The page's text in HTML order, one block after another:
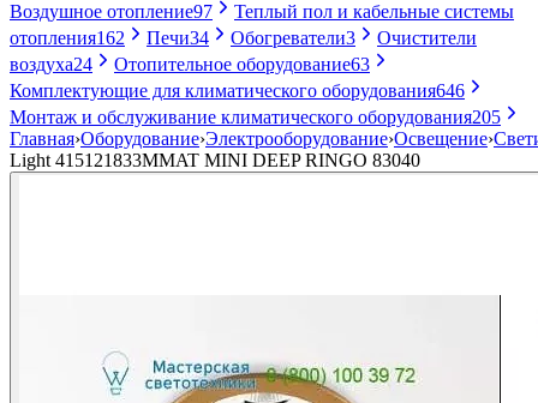
Воздушное отопление97
Теплый пол и кабельные системы
отопления162 Печи34 Обогреватели3
Очистители
воздуха24 Отопительное оборудование63
Комплектующие для климатического оборудования646
Монтаж и обслуживание климатического оборудования205
Главная›Оборудование›Электрооборудование›Освещение›
Light 415121833MMAT MINI DEEP RINGO 83040